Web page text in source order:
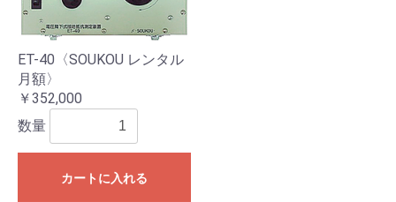
ET-40〈SOUKOU レンタル
月額〉
￥352,000
数量
カートに入れる